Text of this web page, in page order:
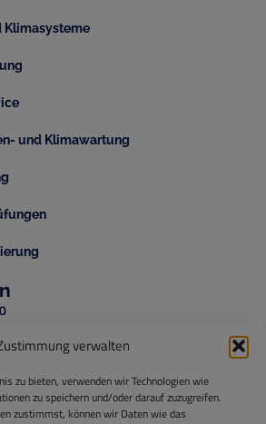
verwalten
zu bieten, verwenden wir Technologien wie
zu speichern und/oder darauf zuzugreifen.
zustimmst, können wir Daten wie das
Klimasysteme
und Klimawartung